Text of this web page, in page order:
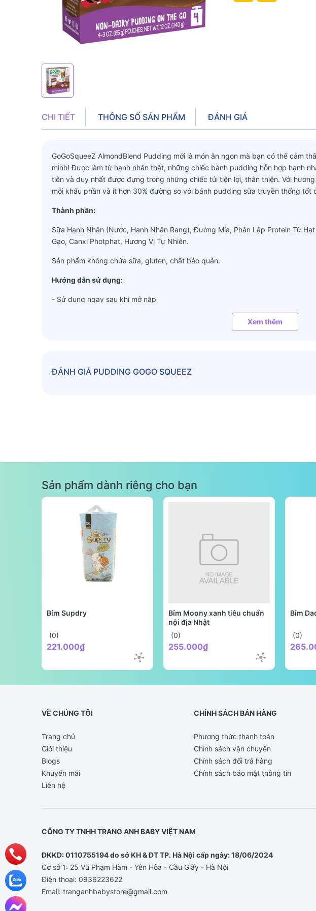
CHI TIẾT THÔNG SỐ SẢN PHẨM ĐÁNH GIÁ
GoGoSqueeZ AlmondBlend Pudding mới là món ăn ngon mà bạn có thể cảm
mình! Được làm từ hạnh nhân thật, những chiếc bánh pudding hỗn hợp hạnh
tiên và duy nhất được đựng trong những chiếc túi tiện lợi, thân thiện. Với
mỗi khẩu phần và ít hơn 30% đường so với bánh pudding sữa truyền thống tốt
Thành phần:
Sữa Hạnh Nhân (Nước, Hạnh Nhân Rang), Đường Mía, Phân Lập Protein Từ
Gạo, Canxi Photphat, Hương Vị Tự Nhiên.
Sản phẩm không chứa sữa, gluten, chất bảo quản.
Hướng dẫn sử dụng:
- Sử dụng ngay sau khi mở nắp
Xem thêm
ĐÁNH GIÁ PUDDING GOGO SQUEEZ
Sản phẩm dành riêng cho bạn
Bỉm Supdry
(0)
221.000₫
Bỉm Moony xanh tiêu chuẩn
nội địa Nhật
(0)
255.000₫
Bỉm
(0)
VỀ CHÚNG TÔI
Trang chủ
Giới thiệu
Blogs
Khuyến mãi
Liên hệ
CHÍNH SÁCH BÁN HÀNG
Phương thức thanh toán
Chính sách vận chuyển
Chính sách đổi trả hàng
Chính sách bảo mật thông tin
CÔNG TY TNHH TRANG ANH BABY VIỆT NAM
ĐKKD: 0110755194 do sở KH & ĐT TP. Hà Nội cấp ngày: 18/06/2024
Cơ sở 1: 25 Vũ Phạm Hàm - Yên Hòa - Cầu Giấy - Hà Nội
Điện thoại: 0936223622
Email: tranganhbabystore@gmail.com